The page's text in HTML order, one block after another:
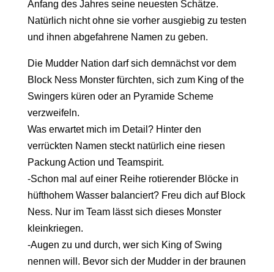
Anfang des Jahres seine neuesten Schätze.
Natürlich nicht ohne sie vorher ausgiebig zu testen
und ihnen abgefahrene Namen zu geben.
Die Mudder Nation darf sich demnächst vor dem
Block Ness Monster fürchten, sich zum King of the
Swingers küren oder an Pyramide Scheme
verzweifeln.
Was erwartet mich im Detail? Hinter den
verrückten Namen steckt natürlich eine riesen
Packung Action und Teamspirit.
-Schon mal auf einer Reihe rotierender Blöcke in
hüfthohem Wasser balanciert? Freu dich auf Block
Ness. Nur im Team lässt sich dieses Monster
kleinkriegen.
-Augen zu und durch, wer sich King of Swing
nennen will. Bevor sich der Mudder in der braunen